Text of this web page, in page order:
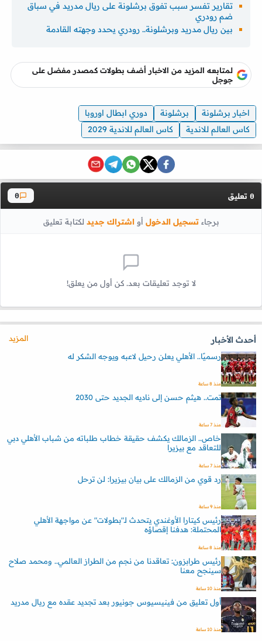
تقارير تفسر سبب تفوق برشلونة على ريال مدريد في سباق
ضم رودري
بين ريال مدريد وبرشلونة.. رودري يحدد وجهته القادمة
لمتابعه المزيد من الاخبار أضف بطولات كمصدر مفضل على
جوجل
اخبار برشلونة برشلونة
دوري ابطال اوروبا
كاس العالم للاندية
كاس العالم للاندية 2029
0 تعليق 0
برجاءتسجيل الدخول أواشتراك جديد لكتابة تعليق
لا توجد تعليقات بعد. كن أول من يعلق!
أحدث الأخبار
المزيد
رسميًا.. الأهلي يعلن رحيل لاعبه ويوجه الشكر له
منذ 8 ساعة
تمت.. هيثم حسن إلى ناديه الجديد حتى 2030
منذ 7 ساعة
خاص.. الزمالك يكشف حقيقة خطاب طلباته من شباب الأهلي دبي
للتعاقد مع بيزيرا
منذ 7 ساعة
رد قوي من الزمالك على بيان بيزيرا: لن ترحل
منذ 9 ساعة
رئيس كيتارا الأوغندي يتحدث لـ"بطولات" عن مواجهة الأهلي
المحتملة: هدفنا إقصاؤه
منذ 8 ساعة
رئيس طرابزون: تعاقدنا من نجم من الطراز العالمي.. ومحمد صلاح
سينجح معنا
منذ 10 ساعة
أول تعليق من فينيسيوس جونيور بعد تجديد عقده مع ريال مدريد
منذ 10 ساعة